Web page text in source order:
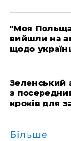
"Моя
вийшли на
щодо
Зеленський
з
кроків для
Більше